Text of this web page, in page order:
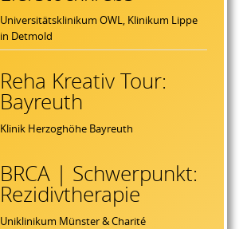
Universitätsklinikum OWL, Klinikum Lippe
in Detmold
Reha Kreativ Tour:
Bayreuth
Klinik Herzoghöhe Bayreuth
BRCA | Schwerpunkt:
Rezidivtherapie
Uniklinikum Münster & Charité